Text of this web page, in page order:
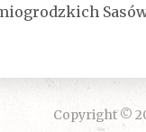
Copyright ©